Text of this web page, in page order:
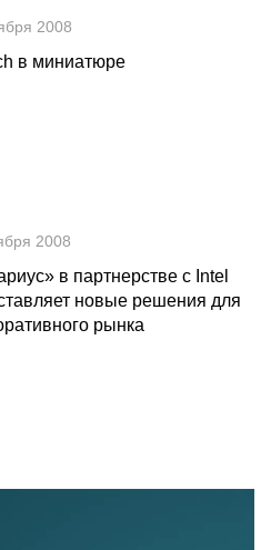
2008
в миниатюре
2008
в партнерстве с Intel
новые решения для
рынка